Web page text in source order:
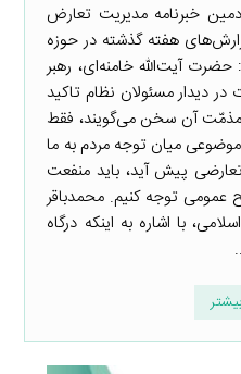
خبرنامه مدیریت تعارض
هفته گذشته در حوزه
آیت‌الله خامنه‌ای، رهبر
دیدار مسئولان نظام تاکید
مذمّت آن سخن می‌گویند، فقط
میان توجه مردم به ما
پیش آید، باید منفعت
عمومی توجه کنیم. محمدباقر
با اشاره به اینکه درگاه